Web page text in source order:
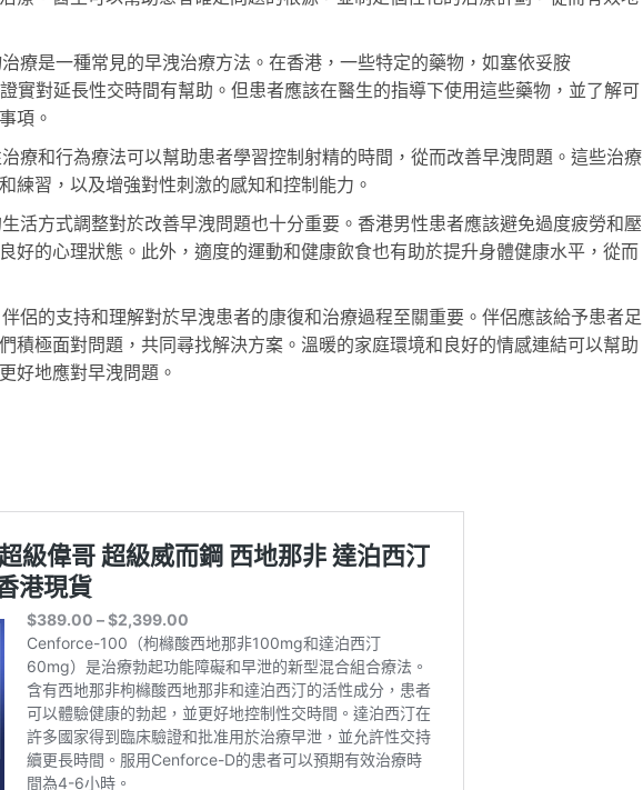
療是一種常見的早洩治療方法。在香港，一些特定的藥物，如塞依妥胺
證實對延長性交時間有幫助。但患者應該在醫生的指導下使用這些藥物，並了解可
項。
療和行為療法可以幫助患者學習控制射精的時間，從而改善早洩問題。這些治療
練習，以及增強對性刺激的感知和控制能力。
活方式調整對於改善早洩問題也十分重要。香港男性患者應該避免過度疲勞和壓
好的心理狀態。此外，適度的運動和健康飲食也有助於提升身體健康水平，從而
侶的支持和理解對於早洩患者的康復和治療過程至關重要。伴侶應該給予患者足
積極面對問題，共同尋找解決方案。溫暖的家庭環境和良好的情感連結可以幫助
好地應對早洩問題。